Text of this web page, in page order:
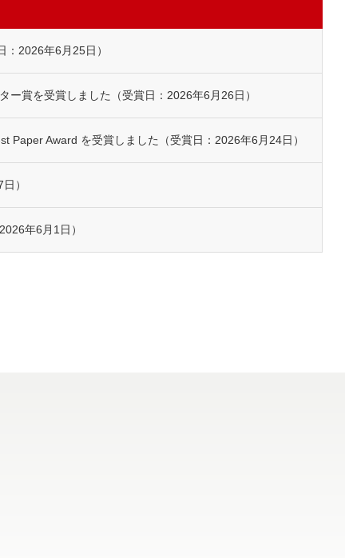
2026年6月25日）
賞を受賞しました（受賞日：2026年6月26日）
Award を受賞しました（受賞日：2026年6月24日）
）
年6月1日）